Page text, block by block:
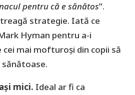
pentru că e sănătos”.
strategie. Iată ce
Hyman pentru a-i
cei mai mofturoși din copii să
mici. Ideal ar fi ca